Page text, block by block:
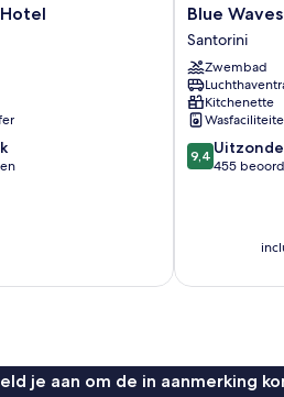
Blue
Waves
Hotel
Santorini
Blue
Santorini
Zwembad
Kitchenette
9.4
van
9,4
455
je aan om de in aanmerking